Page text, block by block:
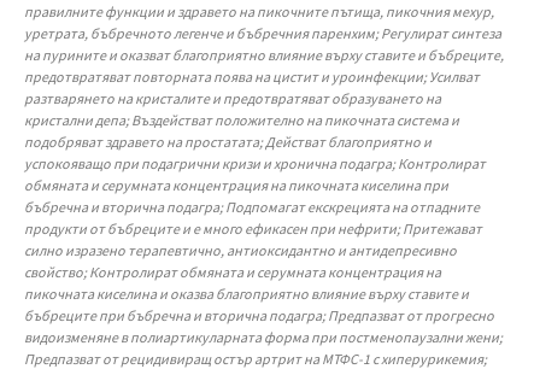
правилните функции и здравето на пикочните пътища, пикочния мехур,
уретрата, бъбречното легенче и бъбречния паренхим; Регулират синтеза
на пурините и оказват благоприятно влияние върху ставите и бъбреците,
предотвратяват повторната поява на цистит и уроинфекции; Усилват
разтварянето на кристалите и предотвратяват образуването на
кристални депа; Въздействат положително на пикочната система и
подобряват здравето на простатата; Действат благоприятно и
успокояващо при подагрични кризи и хронична подагра; Контролират
обмяната и серумната концентрация на пикочната киселина при
бъбречна и вторична подагра; Подпомагат екскрецията на отпадните
продукти от бъбреците и е много ефикасен при нефрити; Притежават
силно изразено терапевтично, антиоксидантно и антидепресивно
свойство; Контролират обмяната и серумната концентрация на
пикочната киселина и оказва благоприятно влияние върху ставите и
бъбреците при бъбречна и вторична подагра; Предпазват от прогресно
видоизменяне в полиартикуларната форма при постменопаузални жени;
Предпазват от рецидивиращ остър артрит на МТФС-1 с хиперурикемия;